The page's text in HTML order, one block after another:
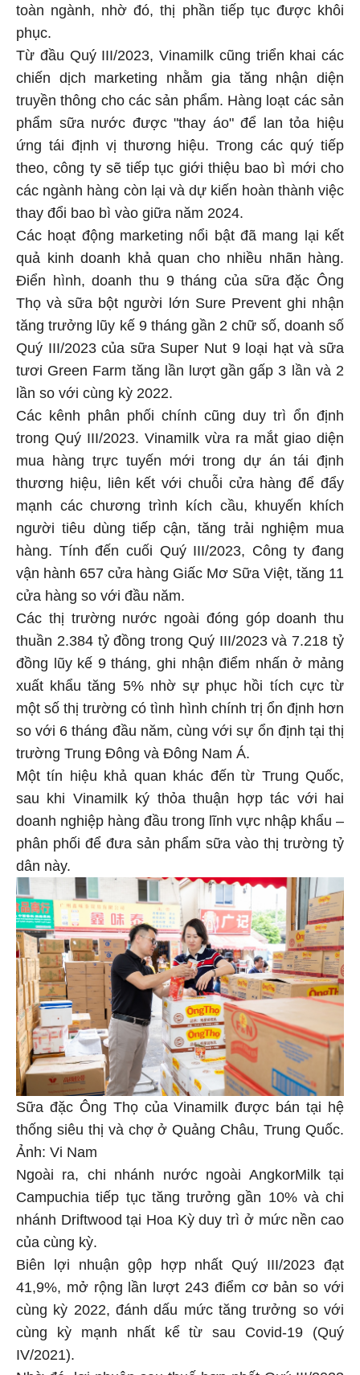
toàn ngành, nhờ đó, thị phần tiếp tục được khôi
phục.
Từ đầu Quý III/2023, Vinamilk cũng triển khai các
chiến dịch marketing nhằm gia tăng nhận diện
truyền thông cho các sản phẩm. Hàng loạt các sản
phẩm sữa nước được "thay áo" để lan tỏa hiệu
ứng tái định vị thương hiệu. Trong các quý tiếp
theo, công ty sẽ tiếp tục giới thiệu bao bì mới cho
các ngành hàng còn lại và dự kiến hoàn thành việc
thay đổi bao bì vào giữa năm 2024.
Các hoạt động marketing nổi bật đã mang lại kết
quả kinh doanh khả quan cho nhiều nhãn hàng.
Điển hình, doanh thu 9 tháng của sữa đặc Ông
Thọ và sữa bột người lớn Sure Prevent ghi nhận
tăng trưởng lũy kế 9 tháng gần 2 chữ số, doanh số
Quý III/2023 của sữa Super Nut 9 loại hạt và sữa
tươi Green Farm tăng lần lượt gần gấp 3 lần và 2
lần so với cùng kỳ 2022.
Các kênh phân phối chính cũng duy trì ổn định
trong Quý III/2023. Vinamilk vừa ra mắt giao diện
mua hàng trực tuyến mới trong dự án tái định
thương hiệu, liên kết với chuỗi cửa hàng để đẩy
mạnh các chương trình kích cầu, khuyến khích
người tiêu dùng tiếp cận, tăng trải nghiệm mua
hàng. Tính đến cuối Quý III/2023, Công ty đang
vận hành 657 cửa hàng Giấc Mơ Sữa Việt, tăng 11
cửa hàng so với đầu năm.
Các thị trường nước ngoài đóng góp doanh thu
thuần 2.384 tỷ đồng trong Quý III/2023 và 7.218 tỷ
đồng lũy kế 9 tháng, ghi nhận điểm nhấn ở mảng
xuất khẩu tăng 5% nhờ sự phục hồi tích cực từ
một số thị trường có tình hình chính trị ổn định hơn
so với 6 tháng đầu năm, cùng với sự ổn định tại thị
trường Trung Đông và Đông Nam Á.
Một tín hiệu khả quan khác đến từ Trung Quốc,
sau khi Vinamilk ký thỏa thuận hợp tác với hai
doanh nghiệp hàng đầu trong lĩnh vực nhập khẩu –
phân phối để đưa sản phẩm sữa vào thị trường tỷ
dân này.
Sữa đặc Ông Thọ của Vinamilk được bán tại hệ
thống siêu thị và chợ ở Quảng Châu, Trung Quốc.
Ảnh: Vi Nam
Ngoài ra, chi nhánh nước ngoài AngkorMilk tại
Campuchia tiếp tục tăng trưởng gần 10% và chi
nhánh Driftwood tại Hoa Kỳ duy trì ở mức nền cao
của cùng kỳ.
Biên lợi nhuận gộp hợp nhất Quý III/2023 đạt
41,9%, mở rộng lần lượt 243 điểm cơ bản so với
cùng kỳ 2022, đánh dấu mức tăng trưởng so với
cùng kỳ mạnh nhất kể từ sau Covid-19 (Quý
IV/2021).